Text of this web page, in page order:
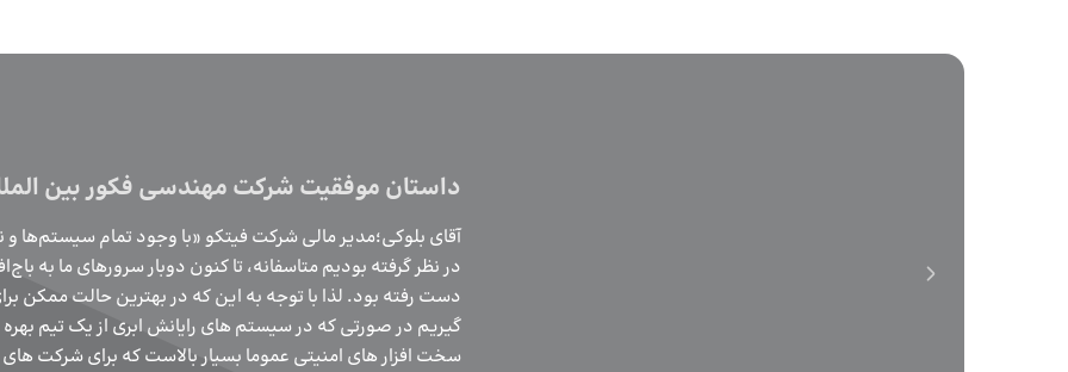
آقای حسن زاده؛ مدیر مالی شرکت کربنات البرز به دلیل حجم بالای فعالیت ‌‌های سازمان، گزارش ‌‌گیری برای
مدیران سازمان اهمیت زیادی داشت. از طرفی سازمان به سیستمی نیاز داشت که همه فعالیت ‌های سازمان را به
صورت یکپارچه مدیریت کند. به همین دلیل تصمیم گرفتیم از یک سیستم ERP استفاده کنیم که پاسخگوی نیاز
سازمان باشد ولی به دلیل هزینه بالای تجهیز سرور و زیرساخت ‌های مورد نیاز، امکان خرید سیستم ERP نبود.
راهکاران ابری با ارائه یک سیستم یکپارچه حرفه ‌ای و به صرفه، نیاز سازمان را کاملا پاسخ داد.